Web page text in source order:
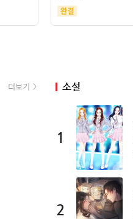
더보기 소설
1
2